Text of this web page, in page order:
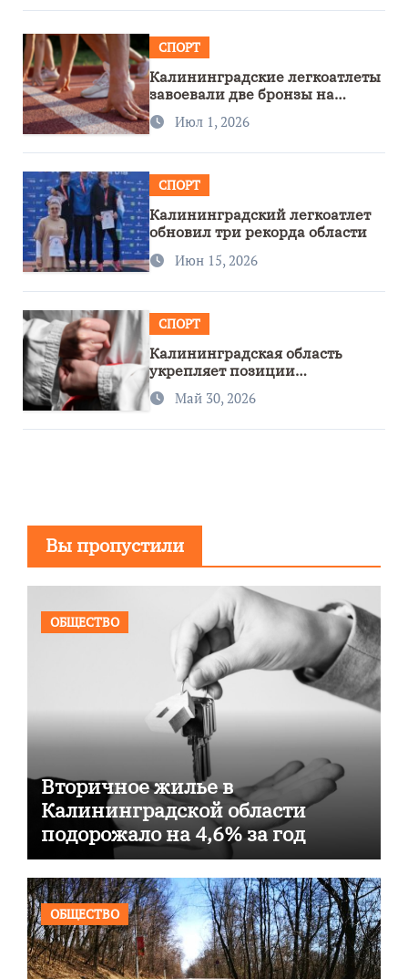
СПОРТ
Калининградские легкоатлеты
завоевали две бронзы на
первенстве России
Июл 1, 2026
СПОРТ
Калининградский легкоатлет
обновил три рекорда области
Июн 15, 2026
СПОРТ
Калининградская область
укрепляет позиции
спортивного региона
Май 30, 2026
Вы пропустили
ОБЩЕСТВО
Вторичное жилье в
Калининградской области
подорожало на 4,6% за год
ОБЩЕСТВО